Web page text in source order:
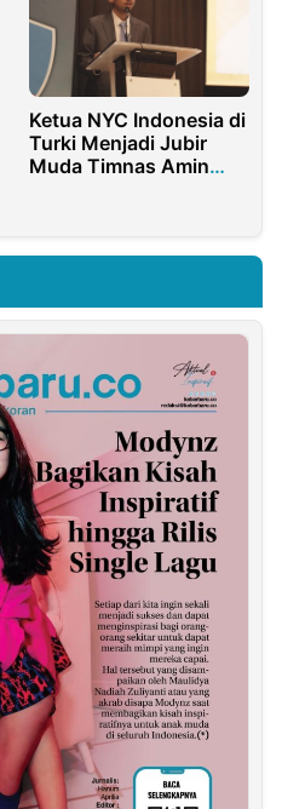
Ketua NYC Indonesia di
Turki Menjadi Jubir
Muda Timnas Amin